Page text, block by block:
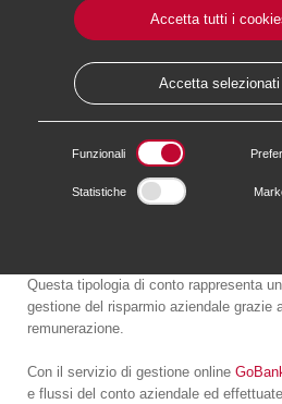
» Conti e Carte » Conto aziendale
Conto aziendale
EUR
È un conto pratico e flessibile dedicato
Questa tipologia di conto rappresenta
gestione del risparmio aziendale grazie
remunerazione.
Con il servizio di gestione online
e flussi del conto aziendale ed
Accetta tutti i
Accetta selezionati
Funzionali
Statistiche